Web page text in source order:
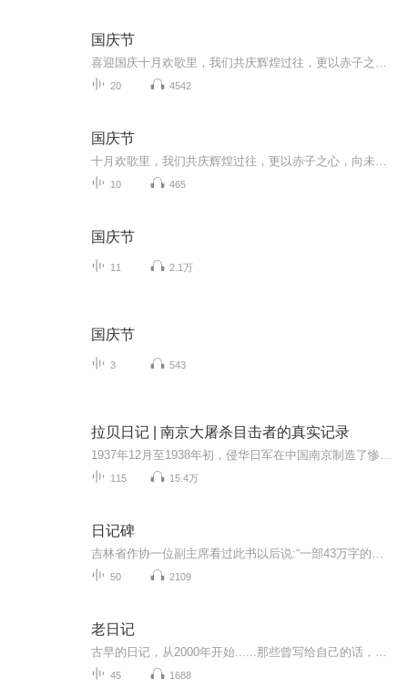
国庆节
20 4542
国庆节
10 465
国庆节
11 2.1万
国庆节
3 543
拉贝日记 | 南京大屠杀目击者的真实记录
115 15.4万
日记碑
50 2109
老日记
45 1688